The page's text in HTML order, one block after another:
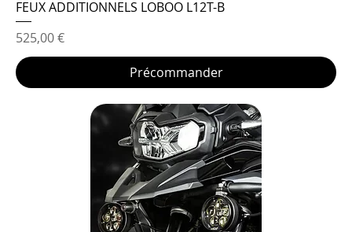
FEUX ADDITIONNELS LOBOO L12T-B
Prix
525,00 €
Précommander